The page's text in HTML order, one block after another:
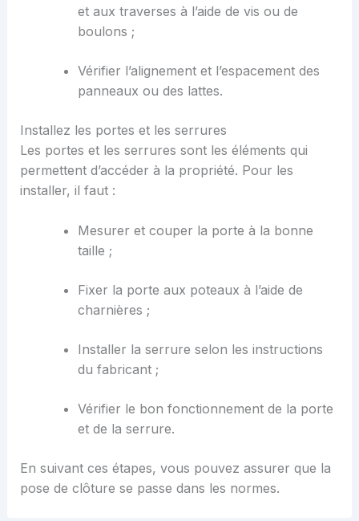
et aux traverses à l’aide de vis ou de
boulons ;
Vérifier l’alignement et l’espacement des
panneaux ou des lattes.
Installez les portes et les serrures
Les portes et les serrures sont les éléments qui
permettent d’accéder à la propriété. Pour les
installer, il faut :
Mesurer et couper la porte à la bonne
taille ;
Fixer la porte aux poteaux à l’aide de
charnières ;
Installer la serrure selon les instructions
du fabricant ;
Vérifier le bon fonctionnement de la porte
et de la serrure.
En suivant ces étapes, vous pouvez assurer que la
pose de clôture se passe dans les normes.